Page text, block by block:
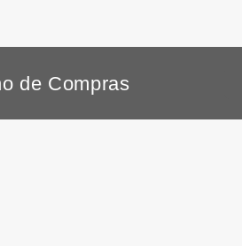
de Compras